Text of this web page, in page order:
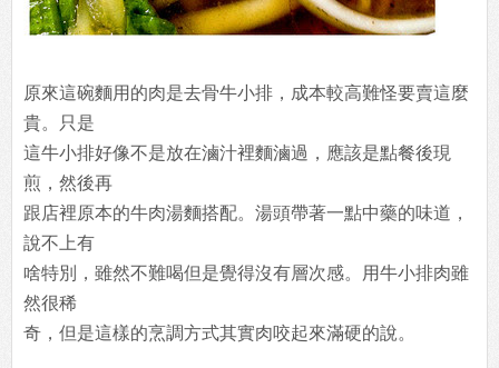
原來這碗麵用的肉是去骨牛小排，成本較高難怪要賣這麼
貴。只是
這牛小排好像不是放在滷汁裡麵滷過，應該是點餐後現
煎，然後再
跟店裡原本的牛肉湯麵搭配。湯頭帶著一點中藥的味道，
說不上有
啥特別，雖然不難喝但是覺得沒有層次感。用牛小排肉雖
然很稀
奇，但是這樣的烹調方式其實肉咬起來滿硬的說。